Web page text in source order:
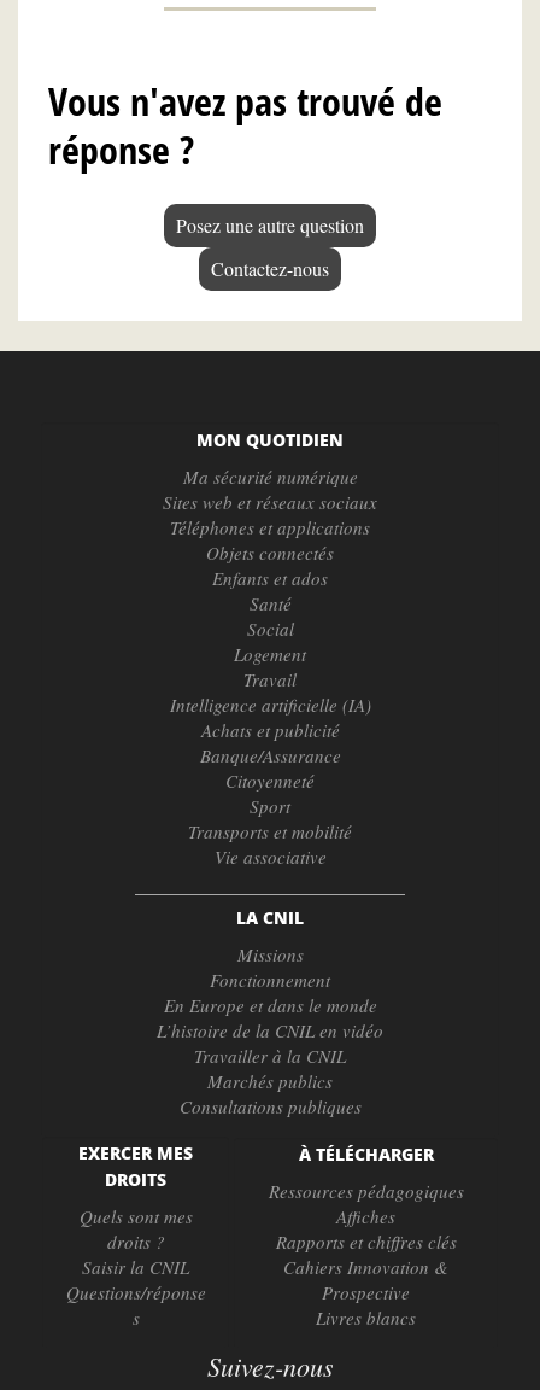
Vous n'avez pas trouvé de
réponse ?
Posez une autre question
Contactez-nous
MON QUOTIDIEN
Ma sécurité numérique
Sites web et réseaux sociaux
Téléphones et applications
Objets connectés
Enfants et ados
Santé
Social
Logement
Travail
Intelligence artificielle (IA)
Achats et publicité
Banque/Assurance
Citoyenneté
Sport
Transports et mobilité
Vie associative
LA CNIL
Missions
Fonctionnement
En Europe et dans le monde
L’histoire de la CNIL en vidéo
Travailler à la CNIL
Marchés publics
Consultations publiques
EXERCER MES
DROITS
Quels sont mes
droits ?
Saisir la CNIL
Questions/réponse
s
À TÉLÉCHARGER
Ressources pédagogiques
Affiches
Rapports et chiffres clés
Cahiers Innovation &
Prospective
Livres blancs
Suivez-nous